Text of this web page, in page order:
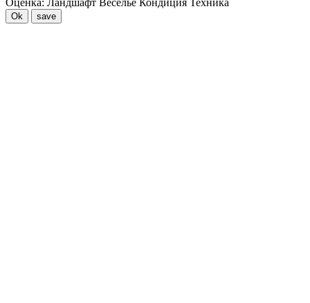
Оценка: Ландшафт Веселье Кондиция Техника
Ok save